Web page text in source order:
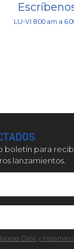
LU-VI 8:00 am a
boletín para
lanzamientos.
Data y